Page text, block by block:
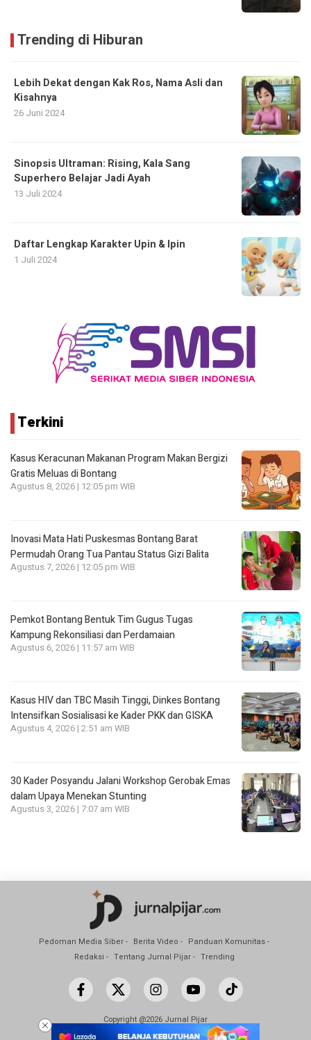
Trending di Hiburan
Lebih Dekat dengan Kak Ros, Nama Asli dan
Kisahnya
26 Juni 2024
Sinopsis Ultraman: Rising, Kala Sang
Superhero Belajar Jadi Ayah
13 Juli 2024
Daftar Lengkap Karakter Upin & Ipin
1 Juli 2024
Terkini
Kasus Keracunan Makanan Program Makan Bergizi
Gratis Meluas di Bontang
Agustus 8, 2026 | 12:05 pm WIB
Inovasi Mata Hati Puskesmas Bontang Barat
Permudah Orang Tua Pantau Status Gizi Balita
Agustus 7, 2026 | 12:05 pm WIB
Pemkot Bontang Bentuk Tim Gugus Tugas
Kampung Rekonsiliasi dan Perdamaian
Agustus 6, 2026 | 11:57 am WIB
Kasus HIV dan TBC Masih Tinggi, Dinkes Bontang
Intensifkan Sosialisasi ke Kader PKK dan GISKA
Agustus 4, 2026 | 2:51 am WIB
30 Kader Posyandu Jalani Workshop Gerobak Emas
dalam Upaya Menekan Stunting
Agustus 3, 2026 | 7:07 am WIB
Pedoman Media Siber Berita Video
Panduan Komunitas
Redaksi
Tentang Jurnal Pijar Trending
Copyright @2026 Jurnal Pijar
All Rights Reserved